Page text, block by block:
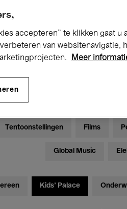
Tentoonstellingen Films
Global Music
Kids’ Palace
accepteren” te klikken gaat
van websitenavigatie,
Meer